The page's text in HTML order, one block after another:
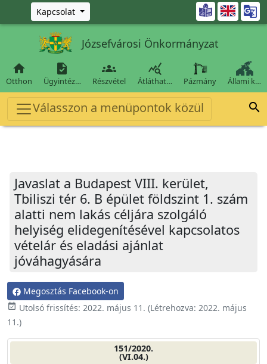
Ugrás a fő tartalomra
Kapcsolat 
Józsefvárosi Önkormányzat

Otthon

Ügyintéz…

Részvétel

Átláthat… Pázmány Állami k…
Válasszon a menüpontok közül 
Javaslat a Budapest VIII. kerület,
Tbiliszi tér 6. B épület földszint 1. szám
alatti nem lakás céljára szolgáló
helyiség elidegenítésével kapcsolatos
vételár és eladási ajánlat
jóváhagyására
Megosztás Facebook-on
event_available Utolsó frissítés: 2022. május 11. (Létrehozva: 2022. május
11.)
151/2020.
(VI.04.)